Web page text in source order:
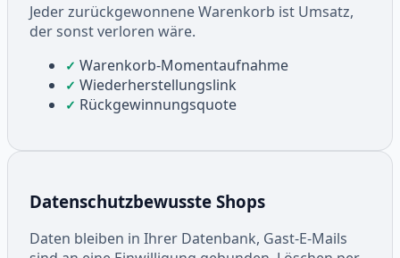
Jeder zurückgewonnene Warenkorb ist Umsatz,
der sonst verloren wäre.
✓ Warenkorb-Momentaufnahme
✓ Wiederherstellungslink
✓ Rückgewinnungsquote
Datenschutzbewusste Shops
Daten bleiben in Ihrer Datenbank, Gast-E-Mails